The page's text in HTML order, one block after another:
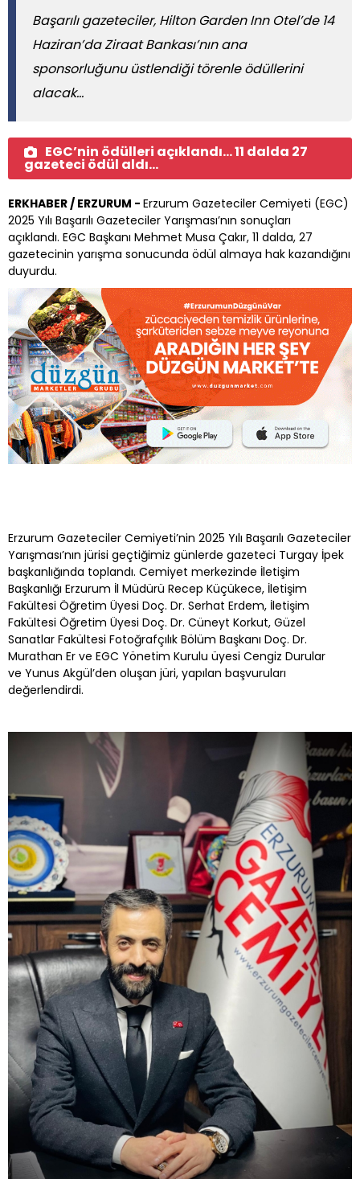
Başarılı gazeteciler, Hilton Garden Inn Otel’de 14
Haziran’da Ziraat Bankası’nın ana
sponsorluğunu üstlendiği törenle ödüllerini
alacak…
EGC’nin ödülleri açıklandı… 11 dalda 27
gazeteci ödül aldı…
ERKHABER / ERZURUM - Erzurum Gazeteciler Cemiyeti (EGC)
2025 Yılı Başarılı Gazeteciler Yarışması’nın sonuçları
açıklandı. EGC Başkanı Mehmet Musa Çakır, 11 dalda, 27
gazetecinin yarışma sonucunda ödül almaya hak kazandığını
duyurdu.
Erzurum Gazeteciler Cemiyeti’nin 2025 Yılı Başarılı Gazeteciler
Yarışması’nın jürisi geçtiğimiz günlerde gazeteci Turgay İpek
başkanlığında toplandı. Cemiyet merkezinde İletişim
Başkanlığı Erzurum İl Müdürü Recep Küçükece, İletişim
Fakültesi Öğretim Üyesi Doç. Dr. Serhat Erdem, İletişim
Fakültesi Öğretim Üyesi Doç. Dr. Cüneyt Korkut, Güzel
Sanatlar Fakültesi Fotoğrafçılık Bölüm Başkanı Doç. Dr.
Murathan Er ve EGC Yönetim Kurulu üyesi Cengiz Durular
ve Yunus Akgül’den oluşan jüri, yapılan başvuruları
değerlendirdi.